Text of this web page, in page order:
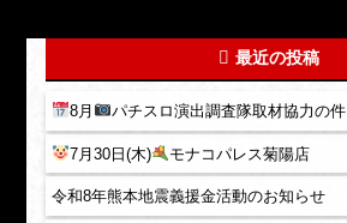
最近の投稿
8月 パチスロ演出調査隊取材協力の件
7月30日(木) モナコパレス菊陽店
令和8年熊本地震義援金活動のお知らせ